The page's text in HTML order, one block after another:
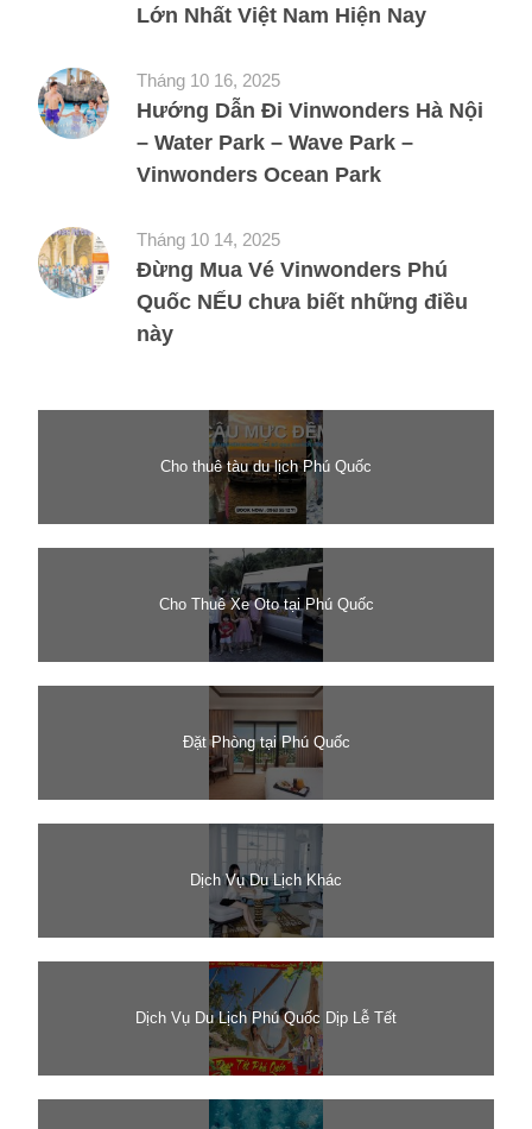
Lớn Nhất Việt Nam Hiện Nay
Tháng 10 16, 2025
Hướng Dẫn Đi Vinwonders Hà Nội
– Water Park – Wave Park –
Vinwonders Ocean Park
Tháng 10 14, 2025
Đừng Mua Vé Vinwonders Phú
Quốc NẾU chưa biết những điều
này
Cho thuê tàu du lịch Phú Quốc
Cho Thuê Xe Oto tại Phú Quốc
Đặt Phòng tại Phú Quốc
Dịch Vụ Du Lịch Khác
Dịch Vụ Du Lịch Phú Quốc Dịp Lễ Tết